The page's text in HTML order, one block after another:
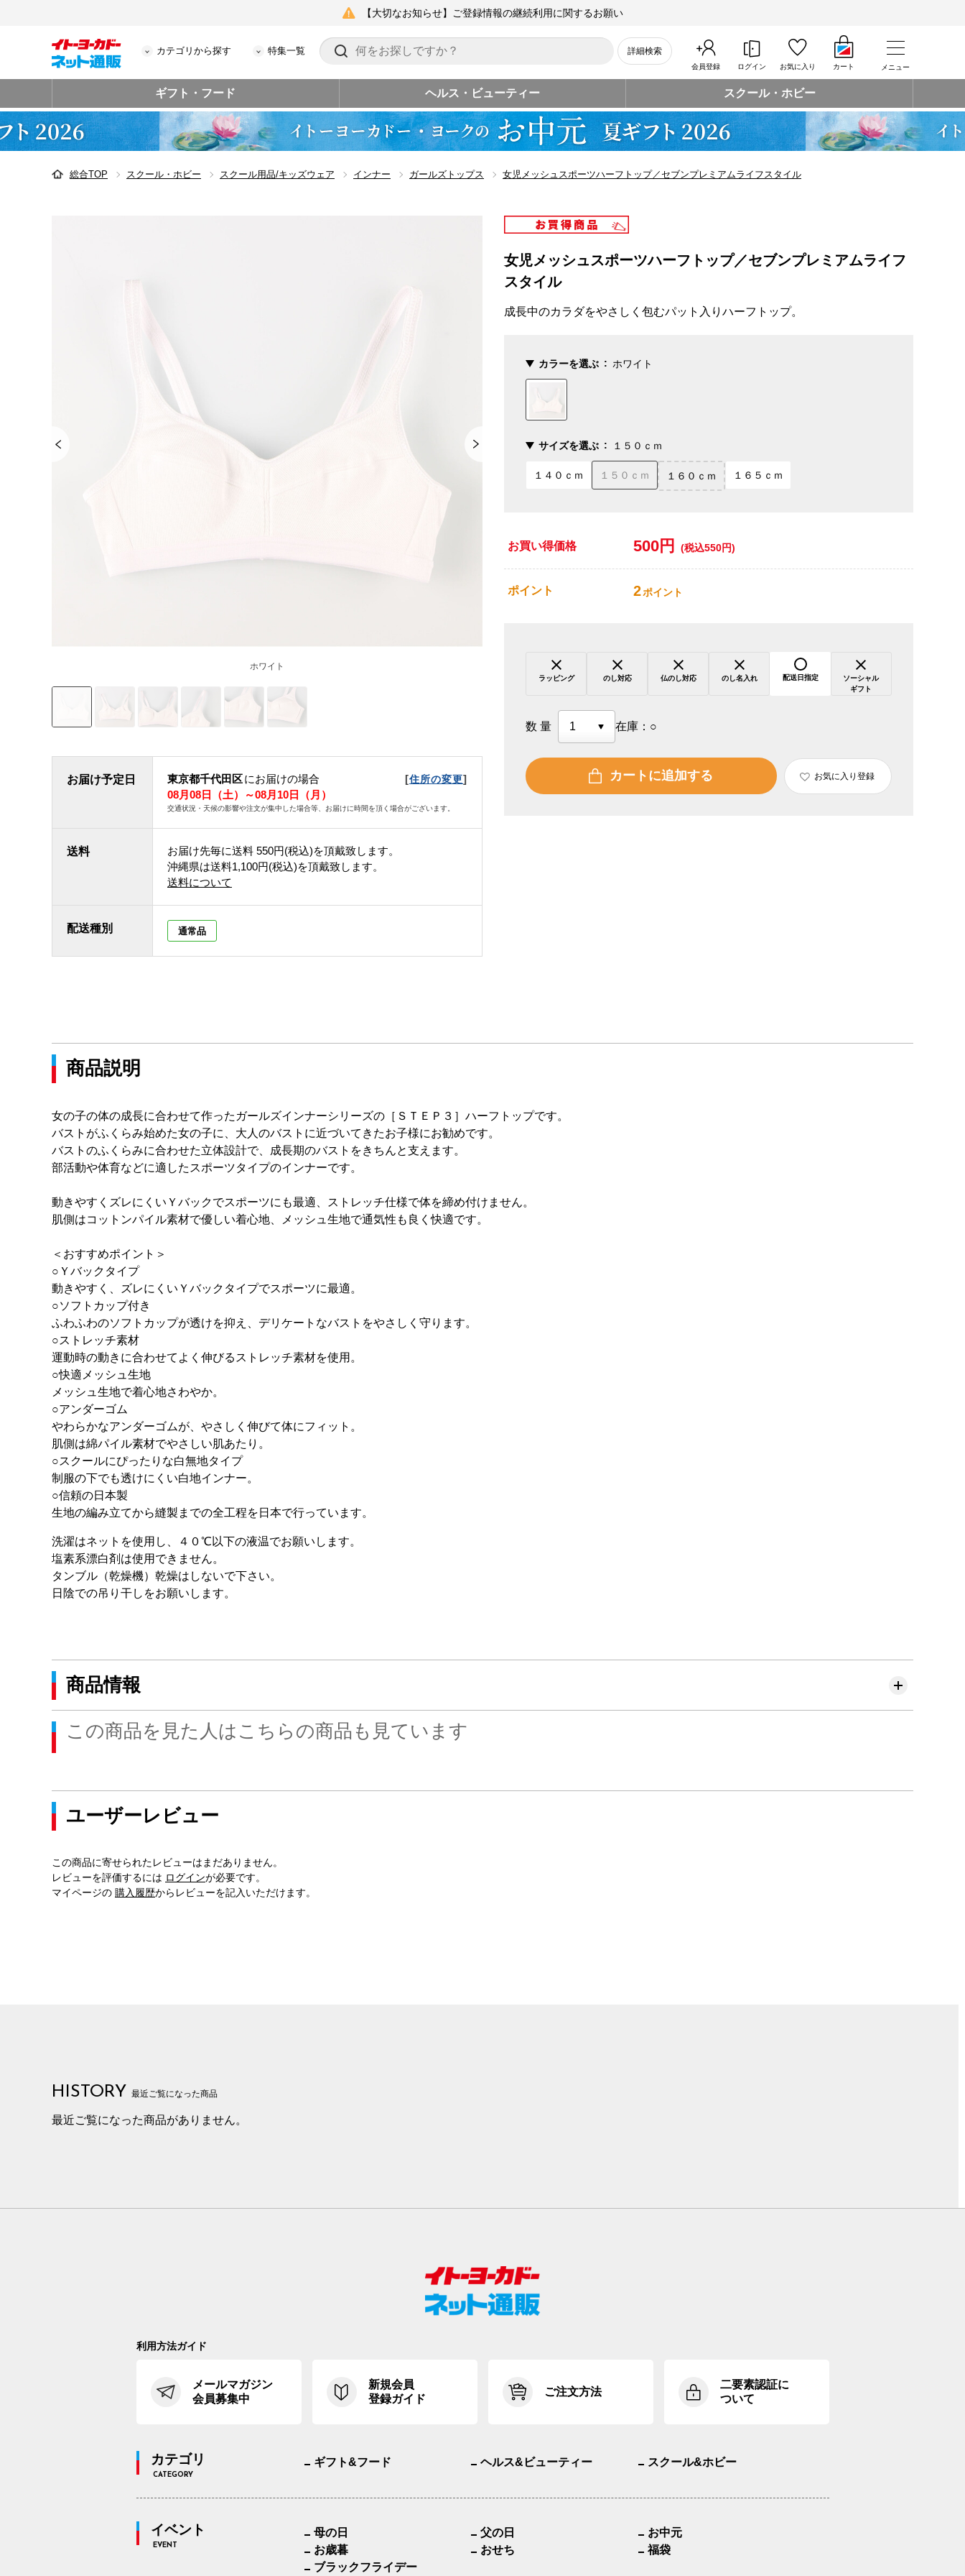
【大切なお知らせ】ご登録情報の継続利用に関するお願い
カテゴリから探す 特集一覧 詳細検索
会員登録 ログイン お気に入り カート メニュー
ギフト・フード ヘルス・ビューティー スクール・ホビー
総合TOP スクール・ホビー スクール用品/キッズウェア インナー ガールズトップス 女児メッシュスポーツハーフトップ／セブンプレミアムライフスタイル
ホワイト
お届け予定日 東京都千代田区にお届けの場合 [住所の変更]
08月08日（土）～08月10日（月）
交通状況・天候の影響や注文が集中した場合等、お届けに時間を頂く場合がございます。
送料 お届け先毎に送料 550円(税込)を頂戴致します。
沖縄県は送料1,100円(税込)を頂戴致します。
送料について
配送種別 通常品
女児メッシュスポーツハーフトップ／セブンプレミアムライフ
スタイル
成長中のカラダをやさしく包むパット入りハーフトップ。
カラーを選ぶ ホワイト
サイズを選ぶ １５０ｃｍ
１４０ｃｍ １５０ｃｍ １６０ｃｍ １６５ｃｍ
お買い得価格 500円 (税込550円)
ポイント 2ポイント
ラッピング のし対応 仏のし対応 のし名入れ 配送日指定
ソーシャル
ギフト
数量 在庫： ○
カートに追加する お気に入り登録
商品説明
女の子の体の成長に合わせて作ったガールズインナーシリーズの［ＳＴＥＰ３］ハーフトップです。
バストがふくらみ始めた女の子に、大人のバストに近づいてきたお子様にお勧めです。
バストのふくらみに合わせた立体設計で、成長期のバストをきちんと支えます。
部活動や体育などに適したスポーツタイプのインナーです。
動きやすくズレにくいＹバックでスポーツにも最適、ストレッチ仕様で体を締め付けません。
肌側はコットンパイル素材で優しい着心地、メッシュ生地で通気性も良く快適です。
＜おすすめポイント＞
○Ｙバックタイプ
動きやすく、ズレにくいＹバックタイプでスポーツに最適。
○ソフトカップ付き
ふわふわのソフトカップが透けを抑え、デリケートなバストをやさしく守ります。
○ストレッチ素材
運動時の動きに合わせてよく伸びるストレッチ素材を使用。
○快適メッシュ生地
メッシュ生地で着心地さわやか。
○アンダーゴム
やわらかなアンダーゴムが、やさしく伸びて体にフィット。
肌側は綿パイル素材でやさしい肌あたり。
○スクールにぴったりな白無地タイプ
制服の下でも透けにくい白地インナー。
○信頼の日本製
生地の編み立てから縫製までの全工程を日本で行っています。
洗濯はネットを使用し、４０℃以下の液温でお願いします。
塩素系漂白剤は使用できません。
タンブル（乾燥機）乾燥はしないで下さい。
日陰での吊り干しをお願いします。
商品情報
この商品を見た人はこちらの商品も見ています
ユーザーレビュー
この商品に寄せられたレビューはまだありません。
レビューを評価するには ログインが必要です。
マイページの 購入履歴からレビューを記入いただけます。
HISTORY 最近ご覧になった商品
最近ご覧になった商品がありません。
利用方法ガイド
メールマガジン
会員募集中
新規会員
登録ガイド
ご注文方法
二要素認証に
ついて
カテゴリ
CATEGORY
ギフト&フード ヘルス&ビューティー スクール&ホビー
イベント
EVENT
母の日 父の日
お中元
お歳暮
おせち
福袋
ブラックフライデー